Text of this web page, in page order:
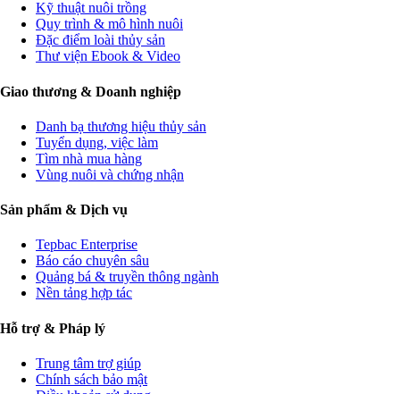
Kỹ thuật nuôi trồng
Quy trình & mô hình nuôi
Đặc điểm loài thủy sản
Thư viện Ebook & Video
Giao thương & Doanh nghiệp
Danh bạ thương hiệu thủy sản
Tuyển dụng, việc làm
Tìm nhà mua hàng
Vùng nuôi và chứng nhận
Sản phẩm & Dịch vụ
Tepbac Enterprise
Báo cáo chuyên sâu
Quảng bá & truyền thông ngành
Nền tảng hợp tác
Hỗ trợ & Pháp lý
Trung tâm trợ giúp
Chính sách bảo mật